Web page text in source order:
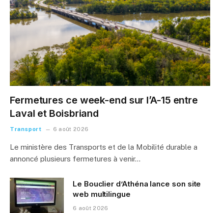
Fermetures ce week-end sur l’A-15 entre
Laval et Boisbriand
Transport 6 août 2026
Le ministère des Transports et de la Mobilité durable a
annoncé plusieurs fermetures à venir…
Le Bouclier d’Athéna lance son site
web multilingue
6 août 2026